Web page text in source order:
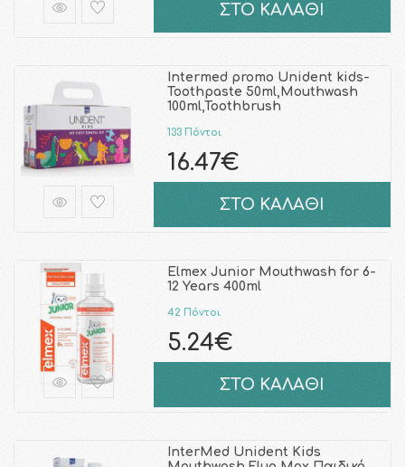
ΣΤΟ ΚΑΛΑΘΙ
Intermed promo Unident kids-
Toothpaste 50ml,Mouthwash
100ml,Toothbrush
133 Πόντοι
16.47€
ΣΤΟ ΚΑΛΑΘΙ
Elmex Junior Mouthwash for 6-
12 Years 400ml
42 Πόντοι
5.24€
ΣΤΟ ΚΑΛΑΘΙ
InterMed Unident Kids